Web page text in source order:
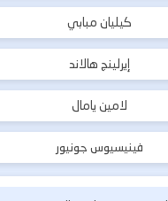
كيليان مبابي
إيرلينج هالاند
لامين يامال
فينيسيوس جونيور